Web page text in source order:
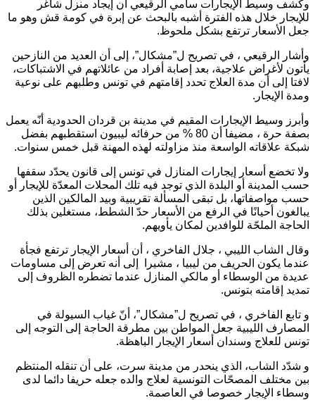
وكشف وسيط الإيجارات سامي الرقيعي أن إيجاد منزل شاغر
للإيجار خلال هذه الفترة أشبه بالبحث عن إبرة في كومة قش وهو ما
جعل الأسعار ترتفع بشكل ملحوظ.
وأشار الرقيعي ، في تصريح ل”مشكال”، إلى أن العديد من النازحين
يأتون لأغراض علاجية، بعد إصابة أفراد من عائلاتهم في الاشتباكات،
لافتا إلى أن مدة العلاج تحدد إقامتهم في تونس وطلبهم على نوعية
ومدة الإيجار.
وأبرز وسيط الإيجارات المقيم في مدينة بن قردان الحدودية أنّه يعمل
بصفة حرة ، مضيفا أن 80 % من حرفائه ليبيون استقطبهم بفضل
شبكة علاقاته الواسعة منذ مزاولته لهذه المهنة قبل خمس سنوات.
ولا تخضع أسعار إيجارات المنازل في تونس إلى قانون يحدّد سقفها
حسب المدينة أو البلدة الذي توجد فيه تلك المحلات المعدّة للإيجار أو
حسب مواصفاتها، بل تبقى المسألة تقريبية وبيد المالكين الذين
يبالغون أحيانًا في الرفع من الأسعار حدّ الشطط، مستغلين بذلك
الحاجة الملحّة للوافدين لمكان يأويهم.
وقال الشاب الليبي ، جلال الفاخري ، أن أسعار الإيجار ترتفع فجأة
عندما يكون الحريف من ليبيا ، مشيرا إلى أنه تعرض إلى مساومات
عديدة من الوسطاء أو مالكي المنازل عندما تضطره الظروف إلى
تمديد إقامته بتونس.
و تابع الفاخري ، في تصريح ل”مشكال”، أنّ غياب السيولة في
المصارف الليبية جعل المواطن بين مطرقة الحاجة إلى التوجه إلى
تونس للعلاج وسندان أسعار الإيجار الباهظة.
و شدّد الشاب، الذي ينحدر من مدينة سرت، على أن تنقله المنتظم
بين مختلف المصحّات التونسية لعلاج والده جعله حريفا دائما لدى
وسطاء الإيجار خصوصا في العاصمة.